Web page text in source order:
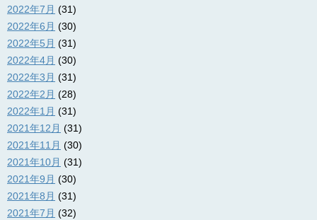
2022年7月 (31)
2022年6月 (30)
2022年5月 (31)
2022年4月 (30)
2022年3月 (31)
2022年2月 (28)
2022年1月 (31)
2021年12月 (31)
2021年11月 (30)
2021年10月 (31)
2021年9月 (30)
2021年8月 (31)
2021年7月 (32)